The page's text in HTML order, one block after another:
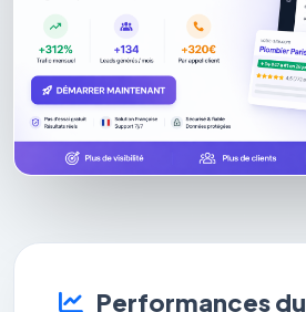
Performances du